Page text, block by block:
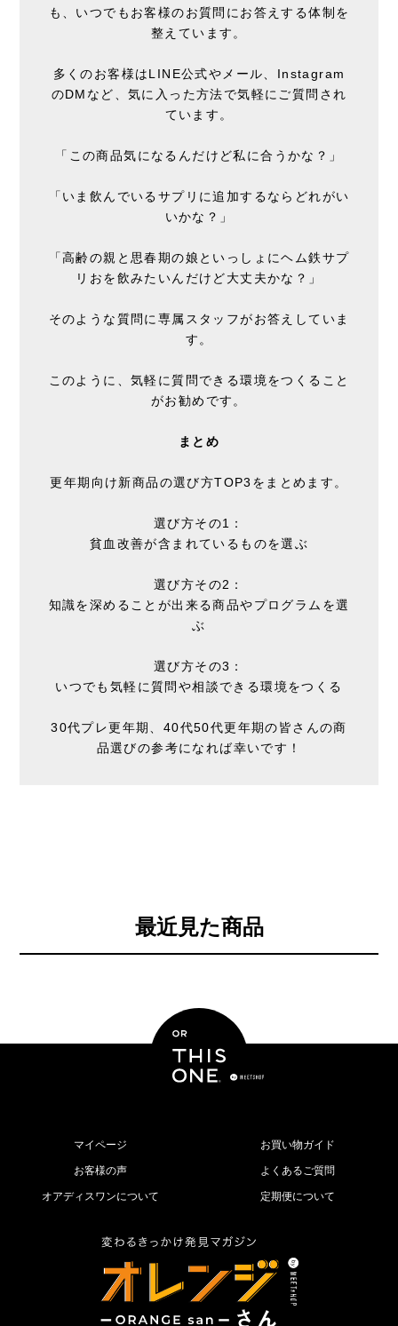
も、いつでもお客様のお質問にお答えする体制を
整えています。
多くのお客様はLINE公式やメール、Instagram
のDMなど、気に入った方法で気軽にご質問され
ています。
「この商品気になるんだけど私に合うかな？」
「いま飲んでいるサプリに追加するならどれがい
いかな？」
「高齢の親と思春期の娘といっしょにヘム鉄サプ
リおを飲みたいんだけど大丈夫かな？」
そのような質問に専属スタッフがお答えしていま
す。
このように、気軽に質問できる環境をつくること
がお勧めです。
まとめ
更年期向け新商品の選び方TOP3をまとめます。
選び方その1：
貧血改善が含まれているものを選ぶ
選び方その2：
知識を深めることが出来る商品やプログラムを選
ぶ
選び方その3：
いつでも気軽に質問や相談できる環境をつくる
30代プレ更年期、40代50代更年期の皆さんの商
品選びの参考になれば幸いです！
最近見た商品
マイページ お買い物ガイド
お客様の声 よくあるご質問
オアディスワンについて 定期便について